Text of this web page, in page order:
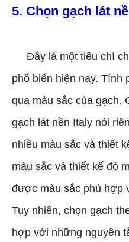
5. Chọn gạch lát
Đây là một tiêu chí
phổ biến hiện nay. Tính
qua màu sắc của gạch.
gạch lát nền Italy nói
nhiều màu sắc và thiết
màu sắc và thiết kế đó
được màu sắc phù hợp
Tuy nhiên, chọn gạch
hợp với những nguyên